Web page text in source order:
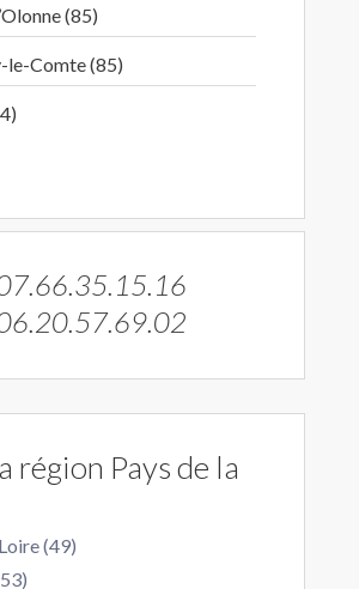
(85)
le-Comte (85)
région Pays de la
(49)